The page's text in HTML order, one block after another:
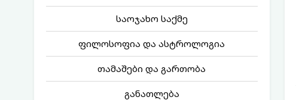
საოჯახო საქმე
ფილოსოფია და ასტროლოგია
თამაშები და გართობა
განათლება